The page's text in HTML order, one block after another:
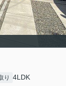
り 4LDK